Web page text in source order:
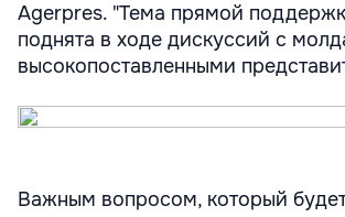
Agerpres. "Тема прямой
поднята в ходе дискуссий с
высокопоставленными
Важным вопросом, который